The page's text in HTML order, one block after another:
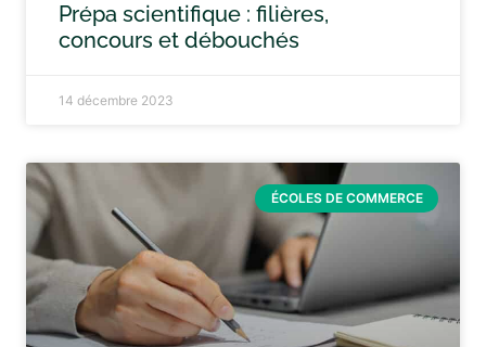
Prépa scientifique : filières,
concours et débouchés
14 décembre 2023
ÉCOLES DE COMMERCE